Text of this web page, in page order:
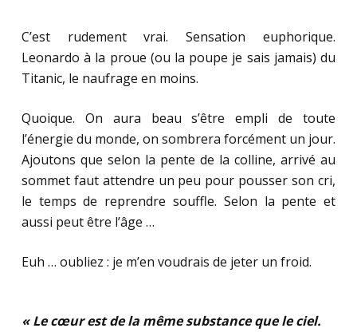
C’est rudement vrai. Sensation euphorique.
Leonardo à la proue (ou la poupe je sais jamais) du
Titanic, le naufrage en moins.
Quoique. On aura beau s’être empli de toute
l’énergie du monde, on sombrera forcément un jour.
Ajoutons que selon la pente de la colline, arrivé au
sommet faut attendre un peu pour pousser son cri,
le temps de reprendre souffle. Selon la pente et
aussi peut être l’âge …
Euh … oubliez : je m’en voudrais de jeter un froid.
« Le cœur est de la même substance que le ciel.